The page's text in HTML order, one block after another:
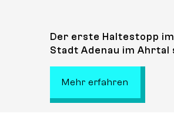
Der erste Haltestopp
Stadt Adenau im
Mehr erfahren